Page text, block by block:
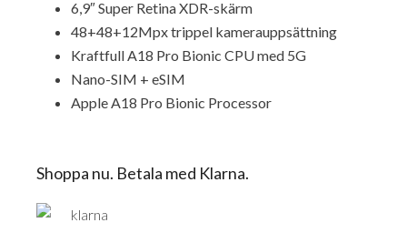
VAR:
18.990,00KR.
ÄR:
6,9″ Super Retina XDR-skärm
48+48+12Mpx trippel kamerauppsättning
Kraftfull A18 Pro Bionic CPU med 5G
Nano-SIM + eSIM
Apple A18 Pro Bionic Processor
Shoppa nu. Betala med Klarna.